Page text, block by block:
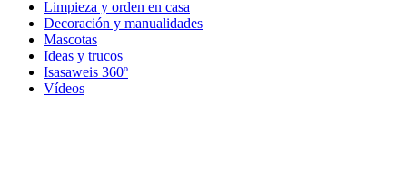
Limpieza y orden en casa
Decoración y manualidades
Mascotas
Ideas y trucos
Isasaweis 360º
Vídeos